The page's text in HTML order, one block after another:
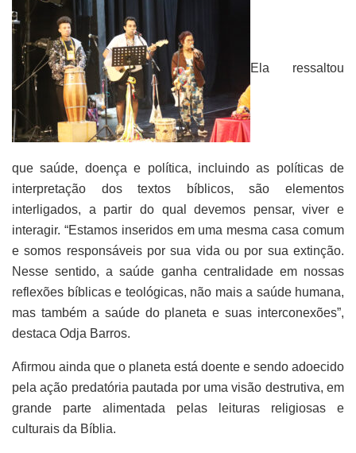
Ela ressaltou
que saúde, doença e política, incluindo as políticas de
interpretação dos textos bíblicos, são elementos
interligados, a partir do qual devemos pensar, viver e
interagir. “Estamos inseridos em uma mesma casa comum
e somos responsáveis por sua vida ou por sua extinção.
Nesse sentido, a saúde ganha centralidade em nossas
reflexões bíblicas e teológicas, não mais a saúde humana,
mas também a saúde do planeta e suas interconexões”,
destaca Odja Barros.
Afirmou ainda que o planeta está doente e sendo adoecido
pela ação predatória pautada por uma visão destrutiva, em
grande parte alimentada pelas leituras religiosas e
culturais da Bíblia.